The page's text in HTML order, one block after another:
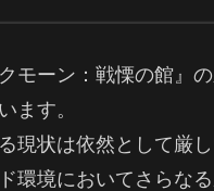
モーン：戦慄の館』
ます。
現状は依然として厳
環境においてさらなる